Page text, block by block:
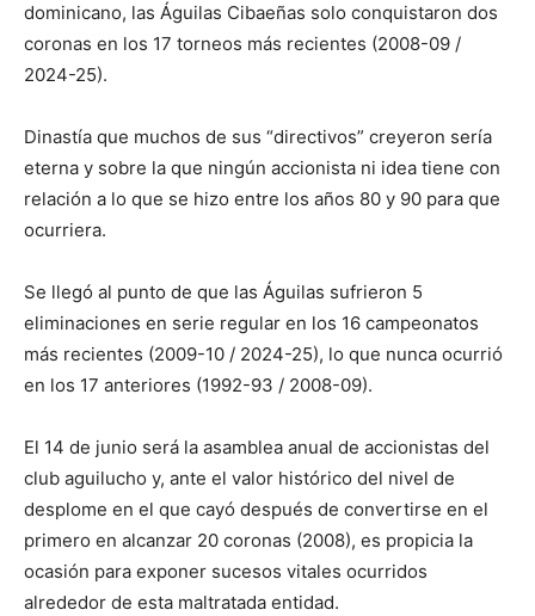
dominicano, las Águilas Cibaeñas solo conquistaron dos
coronas en los 17 torneos más recientes (2008-09 /
2024-25).
Dinastía que muchos de sus “directivos” creyeron sería
eterna y sobre la que ningún accionista ni idea tiene con
relación a lo que se hizo entre los años 80 y 90 para que
ocurriera.
Se llegó al punto de que las Águilas sufrieron 5
eliminaciones en serie regular en los 16 campeonatos
más recientes (2009-10 / 2024-25), lo que nunca ocurrió
en los 17 anteriores (1992-93 / 2008-09).
El 14 de junio será la asamblea anual de accionistas del
club aguilucho y, ante el valor histórico del nivel de
desplome en el que cayó después de convertirse en el
primero en alcanzar 20 coronas (2008), es propicia la
ocasión para exponer sucesos vitales ocurridos
alrededor de esta maltratada entidad.